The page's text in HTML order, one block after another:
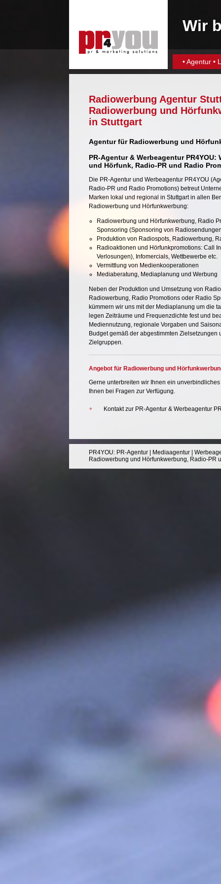
Wir
•Agentur •
Radiowerbung Agentur
Radiowerbung und
in Stuttgart
Agentur für Radiowerbung und
PR-Agentur & Werbeagentur PR4YOU:
und Hörfunk, Radio-PR und Radio
Die PR-Agentur und Werbeagentur PR4YOU
Radio-PR und Radio Promotions) betreut
Marken lokal und regional in Stuttgart in allen
Radiowerbung und Hörfunkwerbung:
Radiowerbung und Hörfunkwerbung, Radio
Sponsoring (Sponsoring von
Produktion von Radiospots, Radiowerbung,
Radioaktionen und Hörfunkpromotions: Call
Verlosungen), Infomercials, Wettbewerbe etc.
Vermittlung von Medienkooperationen
Mediaberatung, Mediaplanung und Werbung
Neben der Produktion und Umsetzung von
Radiowerbung, Radio Promotions oder Radio
kümmern wir uns mit der Mediaplanung um die
legen Zeiträume und Frequenzdichte fest und
Mediennutzung, regionale Vorgaben und
Budget gemäß der abgestimmten Zielsetzungen
Zielgruppen.
Angebot für Radiowerbung und
Gerne unterbreiten wir Ihnen ein
Ihnen bei Fragen zur Verfügung.
Kontakt zur PR-Agentur & Werbeagentur
PR4YOU: PR-Agentur Mediaagentur
Radiowerbung und Hörfunkwerbung, Radio-PR